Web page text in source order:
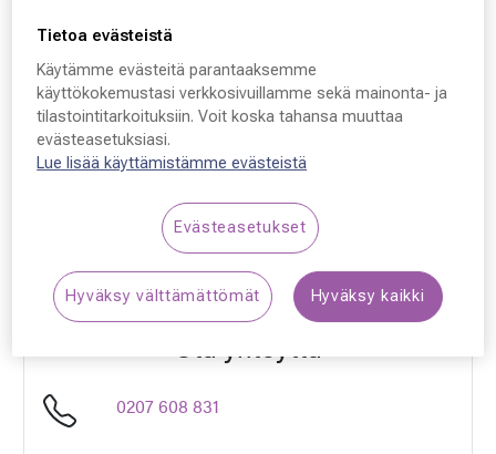
Silmäasema Kempele, Kauppatie
Kauppatie 2
90440, Kempele
Finland
VARAA AIKA
Ota yhteyttä
0207 608 831
Tietoa evästeistä
Käytämme evästeitä parantaaksemme
käyttökokemustasi verkkosivuillamme sekä mainonta- ja
tilastointitarkoituksiin. Voit koska tahansa muuttaa
evästeasetuksiasi.
Lue lisää käyttämistämme evästeistä
Evästeasetukset
Hyväksy välttämättömät Hyväksy kaikki